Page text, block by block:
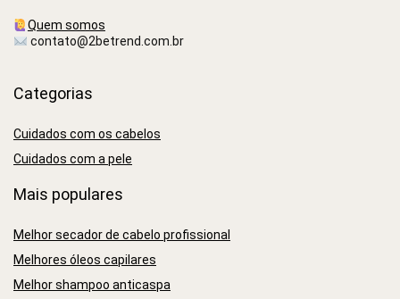
Quem somos
contato@2betrend.com.br
Categorias
Cuidados com os cabelos
Cuidados com a pele
Mais populares
Melhor secador de cabelo profissional
Melhores óleos capilares
Melhor shampoo anticaspa